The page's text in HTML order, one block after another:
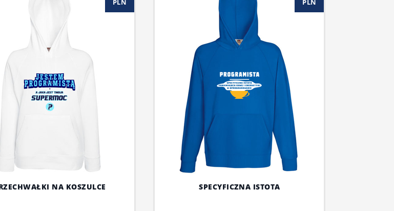
PLN
NA KOSZULCE
PLN
SPECYFICZNA ISTOTA